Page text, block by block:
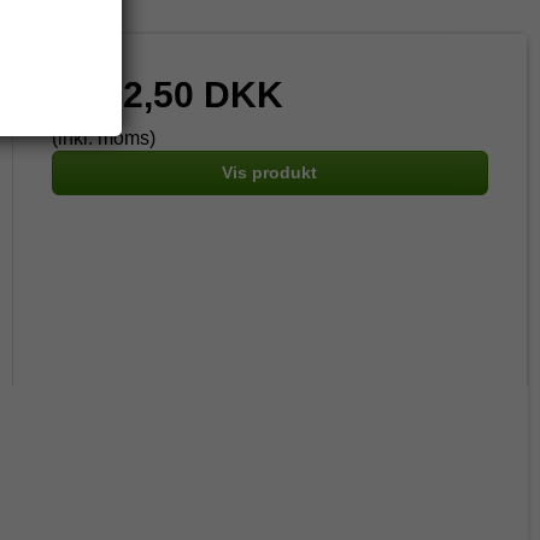
6.762,50 DKK
(inkl. moms)
Vis produkt